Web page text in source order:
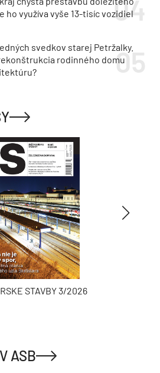
ho využíva vyše 13-tisíc vozidiel
svedkov starej Petržalky.
rodinného domu
STAVBY 3/2026
ASB